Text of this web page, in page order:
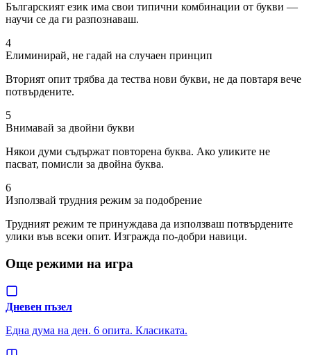
Българският език има свои типични комбинации от букви —
научи се да ги разпознаваш.
4
Елиминирай, не гадай на случаен принцип
Вторият опит трябва да тества нови букви, не да повтаря вече
потвърдените.
5
Внимавай за двойни букви
Някои думи съдържат повторена буква. Ако уликите не
пасват, помисли за двойна буква.
6
Използвай трудния режим за подобрение
Трудният режим те принуждава да използваш потвърдените
улики във всеки опит. Изгражда по-добри навици.
Още режими на игра
Дневен пъзел
Една дума на ден. 6 опита. Класиката.